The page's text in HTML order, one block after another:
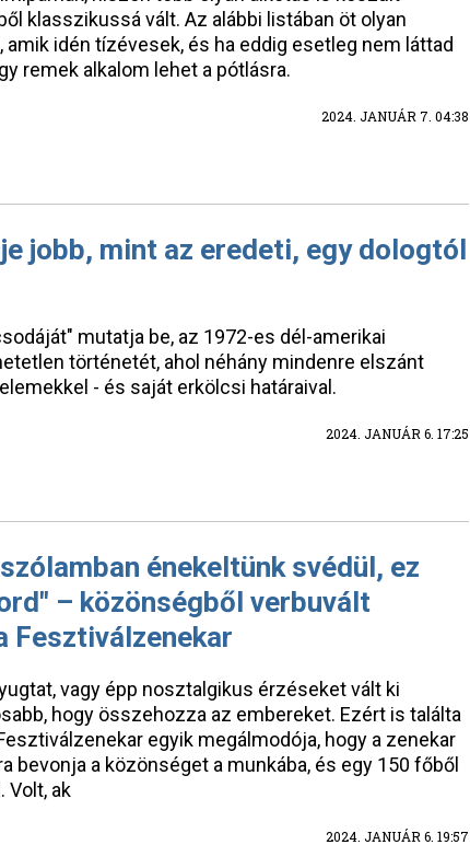
klasszikussá vált. Az alábbi listában öt olyan
idén tízévesek, és ha eddig esetleg nem láttad
remek alkalom lehet a pótlásra.
2024. JANUÁR 7. 04:38
jobb, mint az eredeti, egy dologtól
mutatja be, az 1972-es dél-amerikai
történetét, ahol néhány mindenre elszánt
- és saját erkölcsi határaival.
2024. JANUÁR 6. 17:25
énekeltünk svédül, ez
– közönségből verbuvált
Fesztiválzenekar
vagy épp nosztalgikus érzéseket vált ki
hogy összehozza az embereket. Ezért is találta
egyik megálmodója, hogy a zenekar
bevonja a közönséget a munkába, és egy 150 főből
Volt, ak
2024. JANUÁR 6. 19:57